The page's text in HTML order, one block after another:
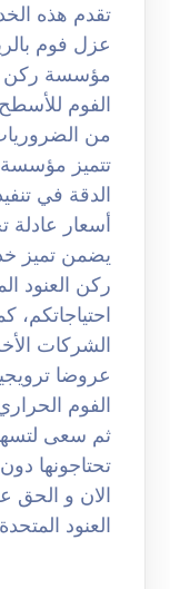
تقدم هذه
مؤسسة ركن
الفوم
من
تتميز مؤسسة
الدقة في
أسعار
يضمن تميز
ركن العنود
احتياجاتكم،
الشركات
عروضا
الفوم
ثم سعى
تحتاجونها
الان و
العنود